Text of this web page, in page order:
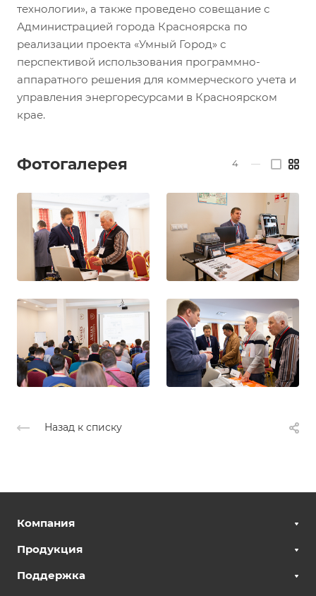
технологии», а также проведено совещание с
Администрацией города Красноярска по
реализации проекта «Умный Город» с
перспективой использования программно-
аппаратного решения для коммерческого учета и
управления энергоресурсами в Красноярском
крае.
Фотогалерея 4 —
Назад к списку
Компания
Продукция
Поддержка